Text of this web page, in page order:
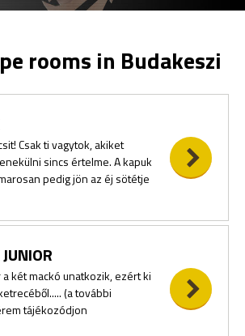
rooms in Budakeszi
Csak ti vagytok, akiket
sincs értelme. A kapuk
pedig jön az éj sötétje
két mackó unatkozik, ezért ki
(a további
tájékozódjon